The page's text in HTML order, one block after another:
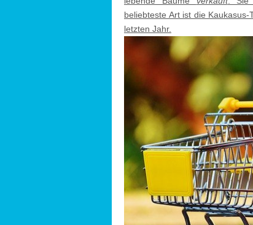
beliebteste Art ist die
letzten Jahr.